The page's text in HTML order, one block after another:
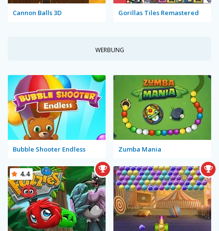
Cannon Balls 3D Gorillas Tiles Remastered
WERBUNG
Bubble Shooter Endless Zumba Mania
4.4